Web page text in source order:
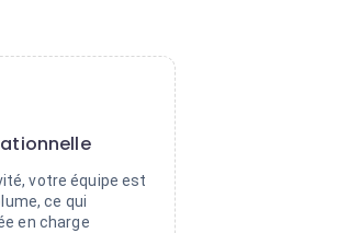
votre équipe est
ce qui
en charge